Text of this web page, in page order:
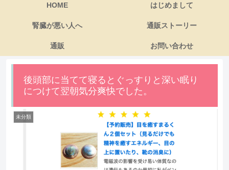
HOME はじめまして
腎臓が悪い人へ 通販ストーリー
通販 お問い合わせ
後頭部に当てて寝るとぐっすりと深い眠り
につけて翌朝気分爽快でした。
未分類